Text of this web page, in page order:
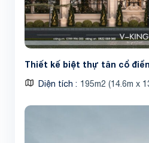
Thiết kế biệt thự tân cổ điển
Diện tích 195m2 (14.6m x